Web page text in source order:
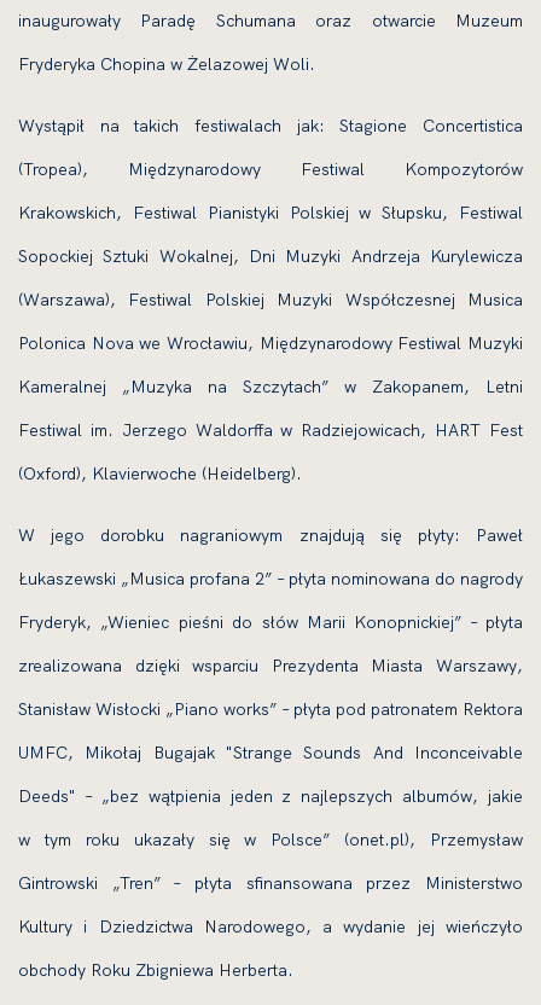
inaugurowały Paradę Schu­mana oraz otwarcie Muzeum
Fryderyka Chopina w Żelazowej Woli.
Wystąpił na takich festiwalach jak: Stagione Concertistica
(Tropea), Międzynarodowy Festiwal Kompozytorów
Krakowskich, Festiwal Pianistyki Polskiej w Słupsku, Festiwal
Sopockiej Sztuki Wokalnej, Dni Muzyki Andrzeja Kurylewicza
(Warszawa), Festiwal Polskiej Muzyki Współczesnej Musica
Polonica Nova we Wrocławiu, Międzynarodowy Festiwal Muzyki
Kameralnej „Muzyka na Szczytach” w Zakopanem, Letni
Festiwal im. Jerzego Waldorffa w Radziejowicach, HART Fest
(Oxford), Klavierwoche (Heidelberg).
W jego dorobku nagraniowym znajdują się płyty: Paweł
Łukaszewski „Musica profana 2” – płyta nominowana do nagrody
Fryderyk, „Wieniec pieśni do słów Marii Konopnickiej” – płyta
zrealizowana dzięki wsparciu Prezydenta Miasta Warszawy,
Stanisław Wisłocki „Piano works” – płyta pod patronatem Rektora
UMFC, Mikołaj Bugajak "Strange Sounds And Inconceivable
Deeds" – „bez wątpienia jeden z najlepszych albumów, jakie
w tym roku ukazały się w Polsce” (onet.pl), Przemysław
Gintrowski „Tren” – płyta sfinansowana przez Ministerstwo
Kultury i Dziedzictwa Narodowego, a wydanie jej wieńczyło
obchody Roku Zbigniewa Herberta.